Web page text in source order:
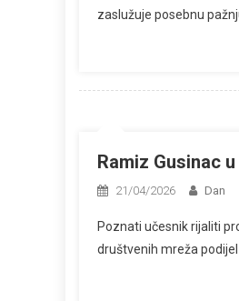
zaslužuje posebnu
Ramiz Gusinac
21/04/2026 Dan
Poznati učesnik rijaliti
društvenih mreža podijel